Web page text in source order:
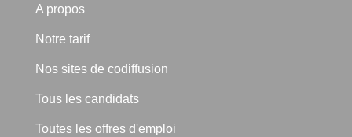
A propos
Notre tarif
Nos sites de codiffusion
Tous les candidats
Toutes les offres d'emploi